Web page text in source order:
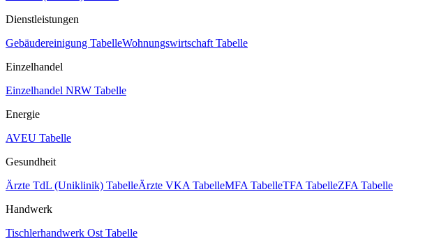
Dienstleistungen
Gebäudereinigung TabelleWohnungswirtschaft Tabelle
Einzelhandel
Einzelhandel NRW Tabelle
Energie
AVEU Tabelle
Gesundheit
Ärzte TdL (Uniklinik) TabelleÄrzte VKA TabelleMFA TabelleTFA TabelleZFA Tabelle
Handwerk
Tischlerhandwerk Ost Tabelle